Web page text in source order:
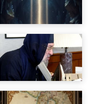
האם
לכל